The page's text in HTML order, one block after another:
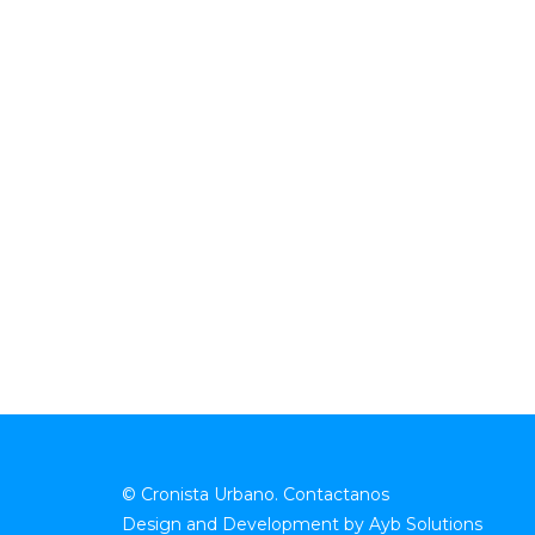
© Cronista Urbano. Contactanos
Design and Development by Ayb Solutions